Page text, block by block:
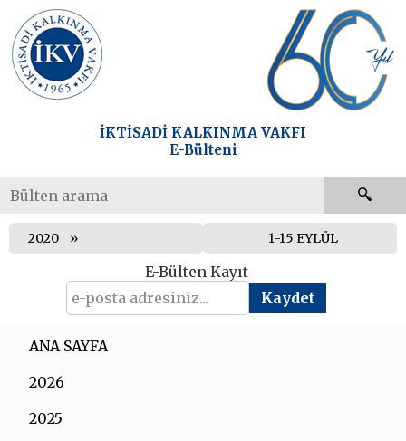
İKTİSADİ KALKINMA VAKFI
E-Bülteni
2020 1-15 EYLÜL
E-Bülten Kayıt
ANA SAYFA
2026
2025